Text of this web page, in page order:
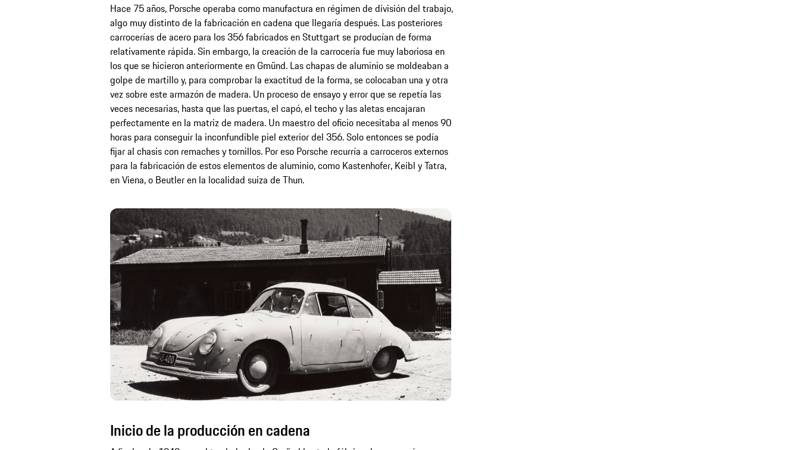
Hace 75 años, Porsche operaba como manufactura en régimen de división del trabajo,
algo muy distinto de la fabricación en cadena que llegaría después. Las posteriores
carrocerías de acero para los 356 fabricados en Stuttgart se producían de forma
relativamente rápida. Sin embargo, la creación de la carrocería fue muy laboriosa en
los que se hicieron anteriormente en Gmünd. Las chapas de aluminio se moldeaban a
golpe de martillo y, para comprobar la exactitud de la forma, se colocaban una y otra
vez sobre este armazón de madera. Un proceso de ensayo y error que se repetía las
veces necesarias, hasta que las puertas, el capó, el techo y las aletas encajaran
perfectamente en la matriz de madera. Un maestro del oficio necesitaba al menos 90
horas para conseguir la inconfundible piel exterior del 356. Solo entonces se podía
fijar al chasis con remaches y tornillos. Por eso Porsche recurría a carroceros externos
para la fabricación de estos elementos de aluminio, como Kastenhofer, Keibl y Tatra,
en Viena, o Beutler en la localidad suiza de Thun.
Inicio de la producción en cadena